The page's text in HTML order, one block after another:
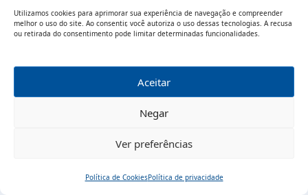
Utilizamos cookies para aprimorar sua experiência de navegação e compreender
melhor o uso do site. Ao consentir, você autoriza o uso dessas tecnologias. A recusa
ou retirada do consentimento pode limitar determinadas funcionalidades.
Aceitar
Negar
Ver preferências
Política de CookiesPolítica de privacidade